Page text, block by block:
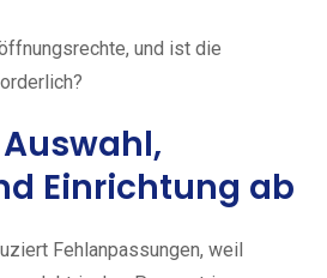
und ist die
Einrichtung ab
Fehlanpassungen, weil